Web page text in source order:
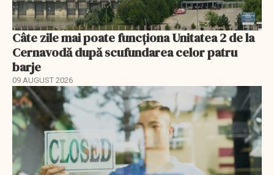
Câte zile mai poate funcționa Unitatea 2 de la
Cernavodă după scufundarea celor patru
barje
09 AUGUST 2026